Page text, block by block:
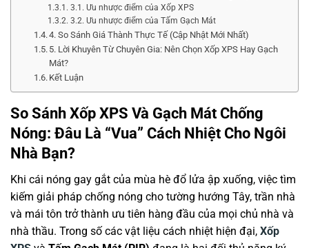
3.1. Ưu nhược điểm của Xốp XPS
3.2. Ưu nhược điểm của Tấm Gạch Mát
4. So Sánh Giá Thành Thực Tế (Cập Nhật Mới Nhất)
5. Lời Khuyên Từ Chuyên Gia: Nên Chọn Xốp XPS Hay Gạch
Mát?
Kết Luận
So Sánh Xốp XPS Và Gạch Mát Chống
Nóng: Đâu Là “Vua” Cách Nhiệt Cho Ngôi
Nhà Bạn?
Khi cái nóng gay gắt của mùa hè đổ lửa ập xuống, việc tìm
kiếm giải pháp chống nóng cho tường hướng Tây, trần nhà
và mái tôn trở thành ưu tiên hàng đầu của mọi chủ nhà và
nhà thầu. Trong số các vật liệu cách nhiệt hiện đại, Xốp